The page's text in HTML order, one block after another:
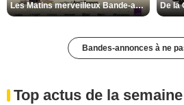
Les Matins merveilleux Bande-annonce VF
Bandes-annonces à ne
Top actus de la semaine